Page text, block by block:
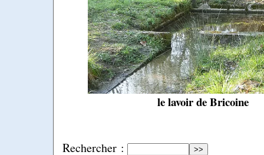
Rechercher :
le lavoir de Bricoine